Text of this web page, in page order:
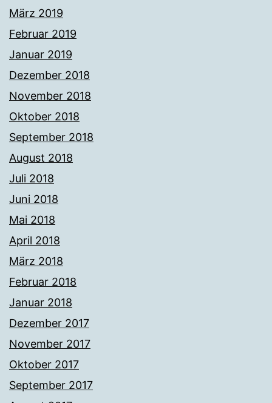
März 2019
Februar 2019
Januar 2019
Dezember 2018
November 2018
Oktober 2018
September 2018
August 2018
Juli 2018
Juni 2018
Mai 2018
April 2018
März 2018
Februar 2018
Januar 2018
Dezember 2017
November 2017
Oktober 2017
September 2017